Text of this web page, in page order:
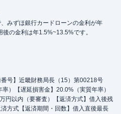
みずほ銀行カードローンの金利が年
の金利は年1.5%~13.5%です。
号】近畿財務局長（15）第00218号
）【遅延損害金】20.0%（実質年率）
円以内（要審査）【返済方式】借入後残
方式【返済期間・回数】借入直後最長